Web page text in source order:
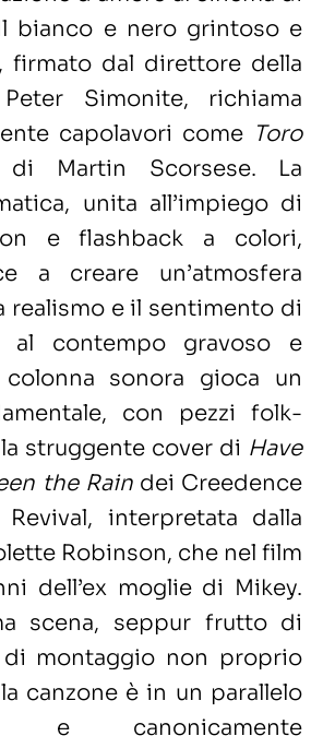
bianco e nero grintoso e
firmato dal direttore della
Simonite, richiama
capolavori come Toro
Martin Scorsese. La
unita all’impiego di
e flashback a colori,
a creare un’atmosfera
realismo e il sentimento di
al contempo gravoso e
sonora gioca un
con pezzi folk-
struggente cover di Have
the Raindei Creedence
Revival, interpretata dalla
Robinson, che nel film
dell’ex moglie di Mikey.
scena, seppur frutto di
di montaggio non proprio
canzone è in un parallelo
e canonicamente